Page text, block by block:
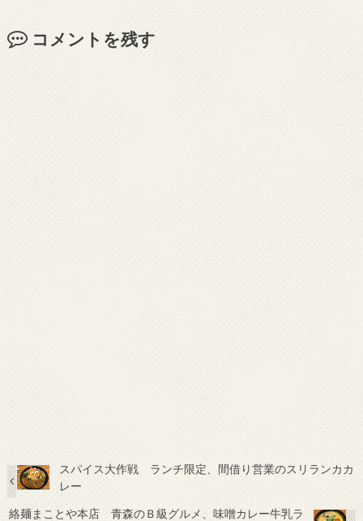
コメントを残す
スパイス大作戦 ランチ限定、間借り営業のスリランカカ
レー
絡麺まことや本店 青森のＢ級グルメ、味噌カレー牛乳ラ